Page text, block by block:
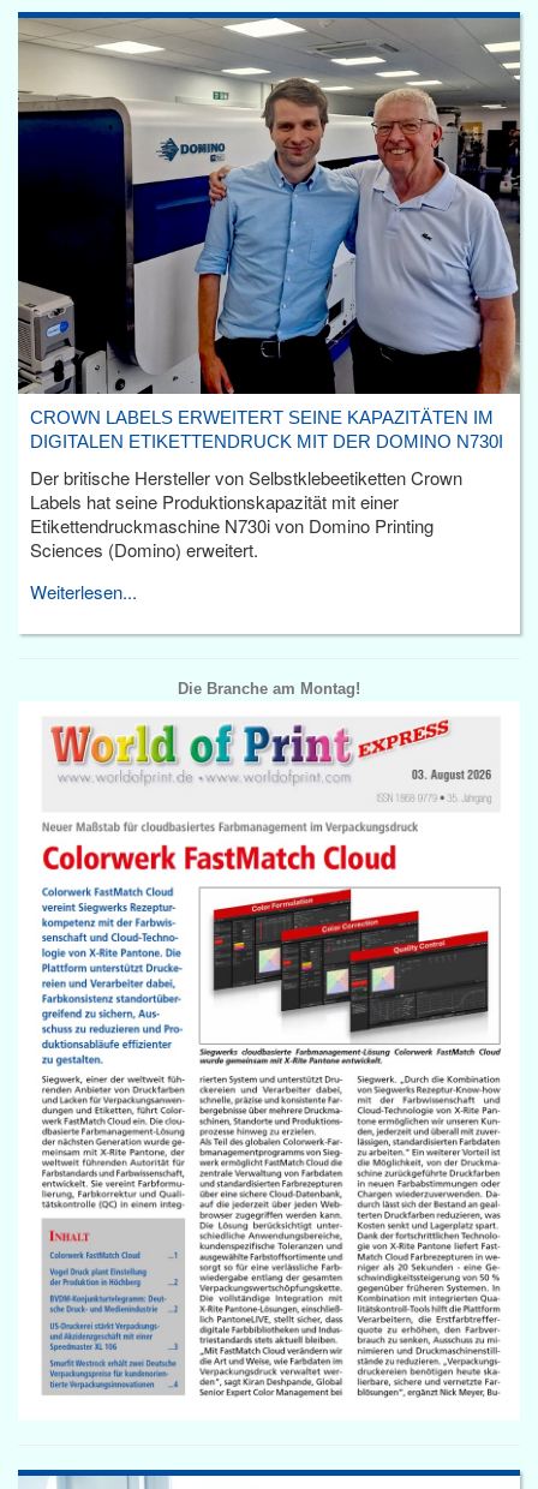
CROWN LABELS ERWEITERT SEINE KAPAZITÄTEN IM
DIGITALEN ETIKETTENDRUCK MIT DER DOMINO N730I
Der britische Hersteller von Selbstklebeetiketten Crown
Labels hat seine Produktionskapazität mit einer
Etikettendruckmaschine N730i von Domino Printing
Sciences (Domino) erweitert.
Weiterlesen...
Die Branche am Montag!